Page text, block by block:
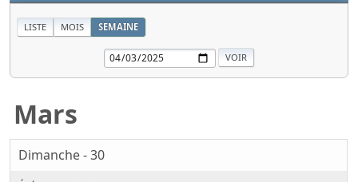
LISTE MOIS SEMAINE
Mars
Dimanche - 30